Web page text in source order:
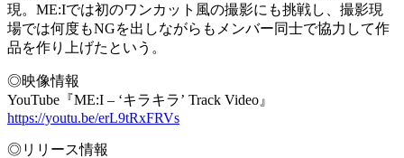
現。ME:Iでは初のワンカット風の撮影にも挑戦し、撮影現
場では何度もNGを出しながらもメンバー同士で協力して作
品を作り上げたという。
◎映像情報
YouTube『ME:I – ‘キラキラ’ Track Video』
https://youtu.be/erL9tRxFRVs
◎リリース情報